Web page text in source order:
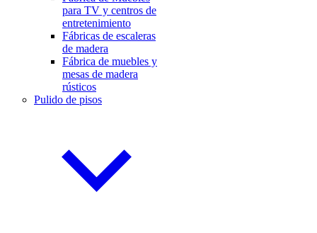
para TV y centros de
entretenimiento
Fábricas de escaleras
de madera
Fábrica de muebles y
mesas de madera
rústicos
Pulido de pisos